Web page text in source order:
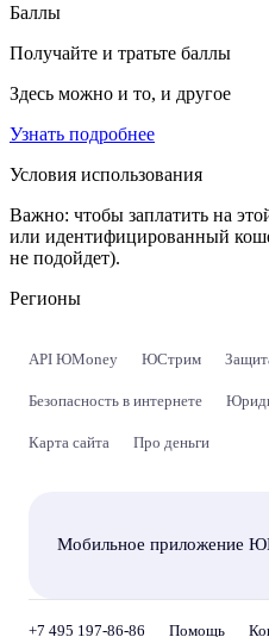
Баллы
Получайте и тратьте баллы
Здесь можно и то, и другое
Узнать подробнее
Условия использования
Важно: чтобы заплатить на
или идентифицированный
не подойдет).
Регионы
API ЮMoney ЮСтрим
Безопасность в интернете
Карта сайта Про деньги
Мобильное приложение
+7 495 197-86-86 Помощь